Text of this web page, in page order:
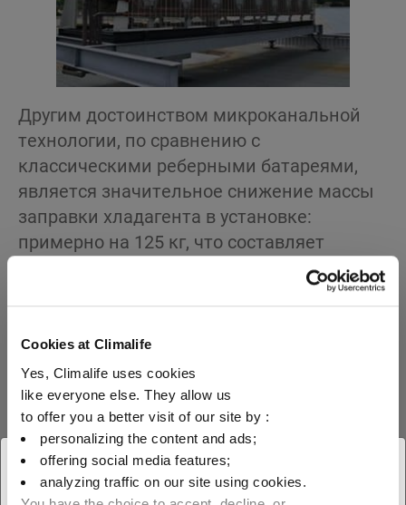
Cookies at Climalife
Yes, Climalife uses cookies
like everyone else. They allow us
to offer you a better visit of our site by :
personalizing the content and ads;
offering social media features;
analyzing traffic on our site using cookies.
× Закрыть
Другим достоинством микроканальной
технологии, по сравнению с
классическими реберными батареями,
является значительное снижение массы
заправки хладагента в установке:
примерно на 125 кг, что составляет
холодильной установки. Таким образом,
низким коэффициентом GWP, чем у R-
404A, пользователь снижает углеродный
след более чем на 140 т эквивалент-CO
год, который напрямую связан с
выбросами парниковых газов.
Кроме того, уровень производительности